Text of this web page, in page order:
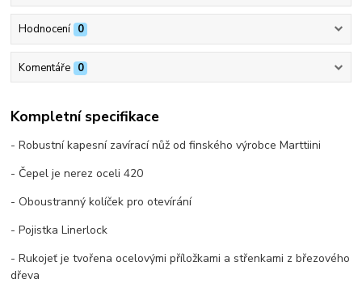
Hodnocení 0
Komentáře 0
Kompletní specifikace
- Robustní kapesní zavírací nůž od finského výrobce Marttiini
- Čepel je nerez oceli 420
- Oboustranný kolíček pro otevírání
- Pojistka Linerlock
- Rukojeť je tvořena ocelovými příložkami a střenkami z březového
dřeva